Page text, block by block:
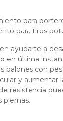
para
para tiros
ayudarte a
en última
balones con
y aumentar
resistencia
piernas.